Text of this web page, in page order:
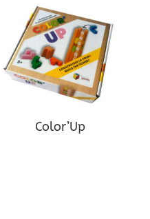
Color’Up